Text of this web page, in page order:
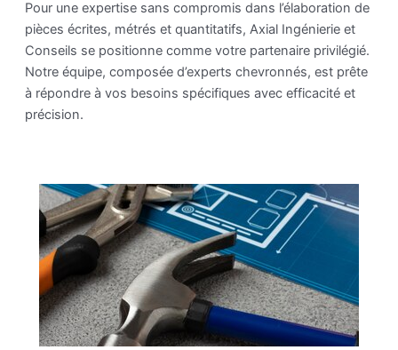
Pour une expertise sans compromis dans l’élaboration de
pièces écrites, métrés et quantitatifs, Axial Ingénierie et
Conseils se positionne comme votre partenaire privilégié.
Notre équipe, composée d’experts chevronnés, est prête
à répondre à vos besoins spécifiques avec efficacité et
précision.